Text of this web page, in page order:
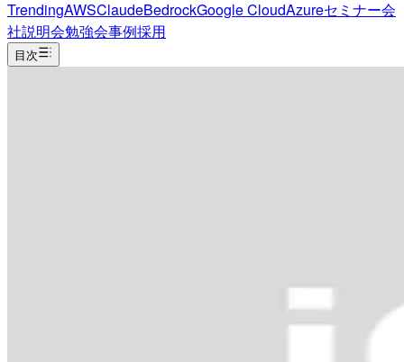
TrendingAWSClaudeBedrockGoogle CloudAzureセミナー会
社説明会勉強会事例採用
目次